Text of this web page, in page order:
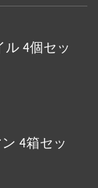
ル 4個セッ
4箱セッ